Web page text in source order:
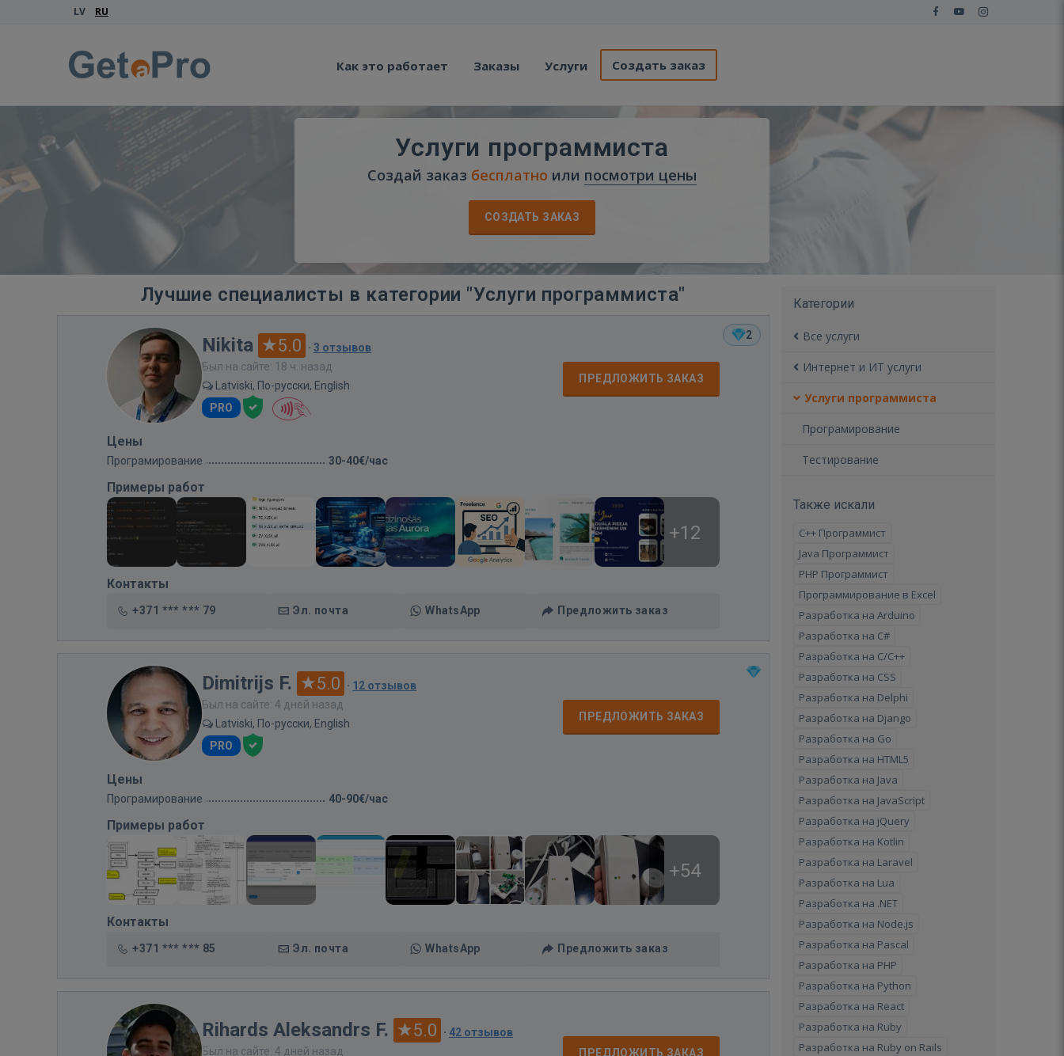
LV RU
Как это работает Заказы Услуги Создать заказ
Услуги программиста
Создай заказ бесплатно или посмотри цены
СОЗДАТЬ ЗАКАЗ
Лучшие специалисты в категории "Услуги программиста"
2
Nikita 5.0 · 3 отзывов
Был на сайте: 18 ч. назад
Latviski, По-русски, English
PRO
ПРЕДЛОЖИТЬ ЗАКАЗ
Цены
Програмирование 30-40€/час
Примеры работ
+12
Контакты
+371 *** *** 79 Эл. почта WhatsApp Предложить заказ
Dimitrijs F. 5.0 · 12 отзывов
Был на сайте: 4 дней назад
Latviski, По-русски, English
PRO
ПРЕДЛОЖИТЬ ЗАКАЗ
Цены
Програмирование 40-90€/час
Примеры работ
+54
Контакты
+371 *** *** 85 Эл. почта WhatsApp Предложить заказ
Rihards Aleksandrs F. 5.0 · 42 отзывов
Был на сайте: 4 дней назад
ПРЕДЛОЖИТЬ ЗАКАЗ
Категории
Все услуги
Интернет и ИТ услуги
Услуги программиста
Програмирование
Тестирование
Также искали
C++ Программист
Java Программист
PHP Программист
Программирование в Excel
Разработка на Arduino
Разработка на C#
Разработка на C/C++
Разработка на CSS
Разработка на Delphi
Разработка на Django
Разработка на Go
Разработка на HTML5
Разработка на Java
Разработка на JavaScript
Разработка на jQuery
Разработка на Kotlin
Разработка на Laravel
Разработка на Lua
Разработка на .NET
Разработка на Node.js
Разработка на Pascal
Разработка на PHP
Разработка на Python
Разработка на React
Разработка на Ruby
Разработка на Ruby on Rails